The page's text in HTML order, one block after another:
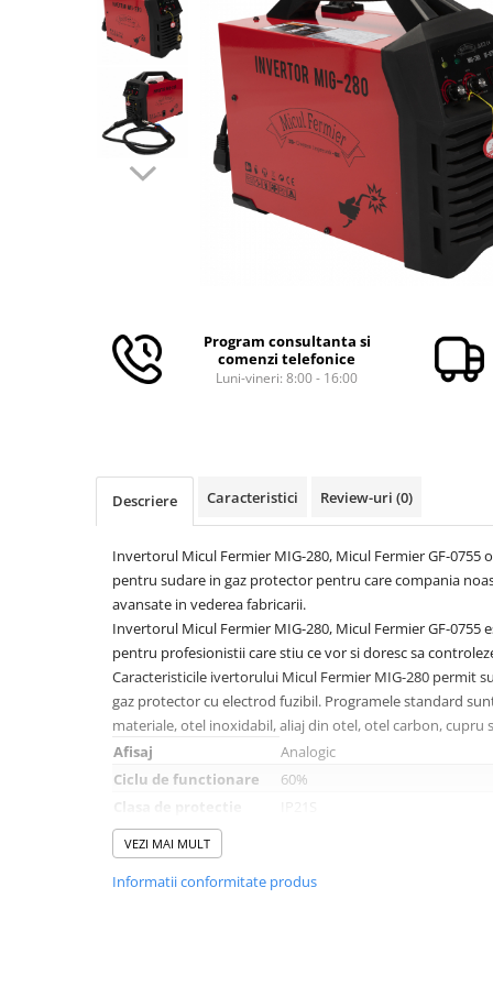
Aparate de rindeluit
Aparate de slefuit
Aparate de tuns
Aparate de vopsit
Aparate pe acumulator / baterie
Ciocane rotopercutoare
Invertor / convertor curent
Macara electrica
Motoare electrice
Pistoale termice
PPR lipire taiere
Prelungitoare curent
Redresoare/robot pornire/starter
Program consultanta si
comenzi telefonice
Luni-vineri: 8:00 - 16:00
Descriere Caracteristici Review-uri (0)
Invertorul Micul Fermier MIG-280, Micul Fermier GF-0755
pentru sudare in gaz protector pentru care compania
avansate in vederea fabricarii.
Invertorul Micul Fermier MIG-280, Micul Fermier GF-0755
pentru profesionistii care stiu ce vor si doresc sa
Caracteristicile ivertorului Micul Fermier MIG-280 permit
gaz protector cu electrod fuzibil. Programele standard
materiale, otel inoxidabil, aliaj din otel, otel carbon, cupru
Afisaj
Analogic
Ciclu de functionare
60%
Clasa de protectie
Clasa izolatie
Diametru electrodului
Diametru sarma
0.6 mm - 1.2 mm
VEZI MAI MULT
Informatii conformitate produs